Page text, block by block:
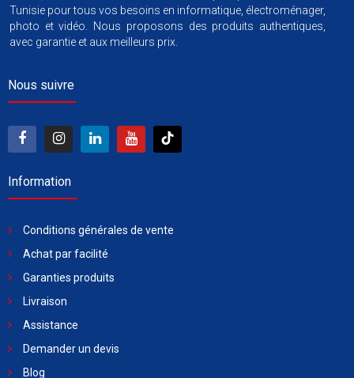
Tunisie pour tous vos besoins en informatique, électroménager,
photo et vidéo. Nous proposons des produits authentiques,
avec garantie et aux meilleurs prix.
Nous suivre
Information
Conditions générales de vente
Achat par facilité
Garanties produits
Livraison
Assistance
Demander un devis
Blog